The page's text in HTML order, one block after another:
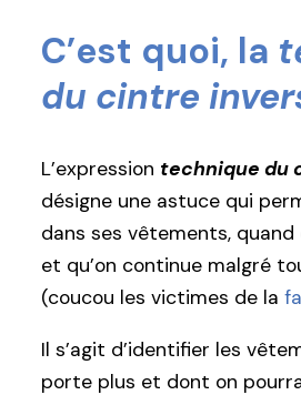
C’est quoi, la
du cintre
L’expression technique du
désigne une astuce qui
dans ses vêtements,
et qu’on continue malgré
(coucou les victimes de la
Il s’agit d’identifier les
porte plus et dont on